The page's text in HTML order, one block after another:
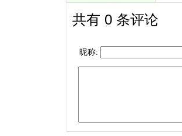
共有 0 条评论
昵称: